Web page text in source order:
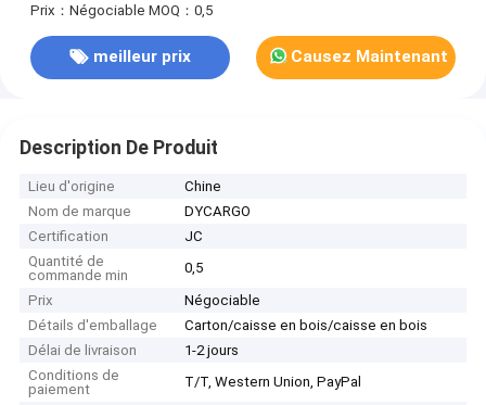
Prix：Négociable MOQ：0,5
meilleur prix Causez Maintenant
Description De Produit
Lieu d'origine
Chine
Nom de marque
DYCARGO
Certification
JC
Quantité de
commande min
0,5
Prix
Négociable
Détails d'emballage
Carton/caisse en bois/caisse en bois
Délai de livraison
1-2 jours
Conditions de
paiement
T/T, Western Union, PayPal